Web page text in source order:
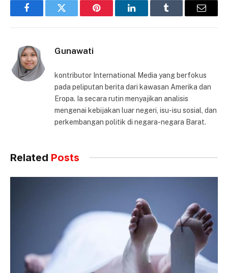
FacebookTwitter Pinterest LinkedInTumblr Email
Gunawati
kontributor International Media yang berfokus
pada peliputan berita dari kawasan Amerika dan
Eropa. Ia secara rutin menyajikan analisis
mengenai kebijakan luar negeri, isu-isu sosial, dan
perkembangan politik di negara-negara Barat.
Related Posts